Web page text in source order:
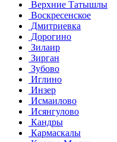
Верхние Татышлы
Воскресенское
Дмитриевка
Дорогино
Зилаир
Зирган
Зубово
Иглино
Инзер
Исмаилово
Исянгулово
Кандры
Кармаскалы